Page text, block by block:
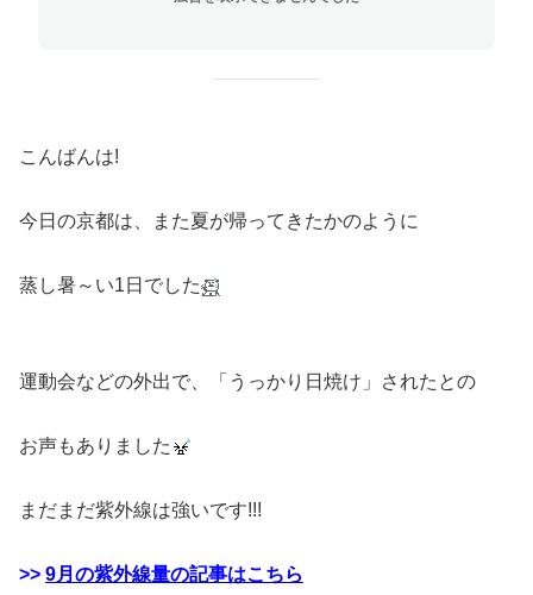
こんばんは!
今日の京都は、また夏が帰ってきたかのように
蒸し暑～い1日でした
運動会などの外出で、「うっかり日焼け」されたとの
お声もありました
まだまだ紫外線は強いです!!!
>> 9月の紫外線量の記事はこちら